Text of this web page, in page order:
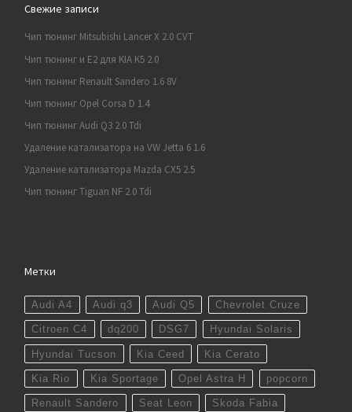
Свежие записи
Чип тюнинг Mitsubishi Lancer X 2.0 CVT
Чип тюнинг и E2 для KIA K5 2.0
Чип тюнинг Renault Sandero 1.6 8V
Чип тюнинг Opel Corsa D 1.4
Чип тюнинг Audi Q3 2.0 Tdi
Удаление катализатора на VW Jetta 6 1.6
Удаление катализатора Mazda CX5 2.5
Чип тюнинг Tiguan NF 2.0 Tdi
Метки
Audi A4 Audi q3 Audi Q5 Chevrolet Cruze
Citroen C4 dq200 DSG7 Hyundai Solaris
Hyundai Tucson Kia Ceed Kia Cerato
Kia Rio Kia Sportage Opel Astra H popcorn
Renault Sandero Seat Leon Skoda Fabia